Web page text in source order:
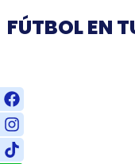
FÚTBOL EN